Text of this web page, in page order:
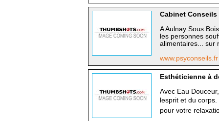
Cabinet
A Aulnay Sous
les personnes
alimentaires... sur
Esthéticienne à
Avec Eau
lesprit et du
pour votre